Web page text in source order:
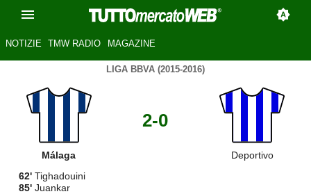
NOTIZIE TMW RADIO MAGAZINE
LIGA BBVA (2015-2016)
Málaga
2-0
Deportivo
62' Tighadouini
85' Juankar